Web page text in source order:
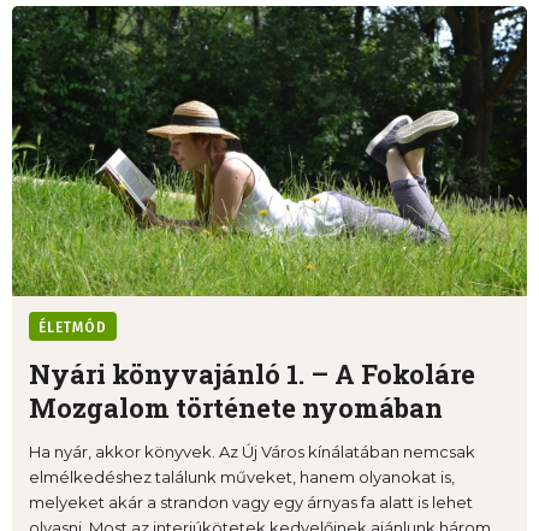
ÉLETMÓD
Nyári könyvajánló 1. – A Fokoláre
Mozgalom története nyomában
Ha nyár, akkor könyvek. Az Új Város kínálatában nemcsak
elmélkedéshez találunk műveket, hanem olyanokat is,
melyeket akár a strandon vagy egy árnyas fa alatt is lehet